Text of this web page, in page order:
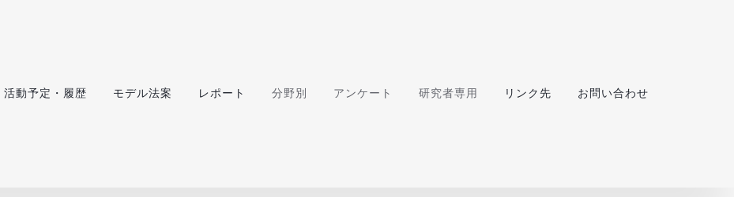
活動予定・履歴 モデル法案 レポート 分野別 アンケート 研究者専用 リンク先 お問い合わせ